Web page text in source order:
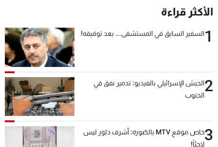
الأكثر قراءة
1السفير السابق في المستشفى... بعد توقيفه!
2الجيش الإسرائيلي بالفيديو: تدمير نفق في
الجنوب
3
خاص موقع MTV بالصّورة: أشرف دبّور ليس
لاجئاً!